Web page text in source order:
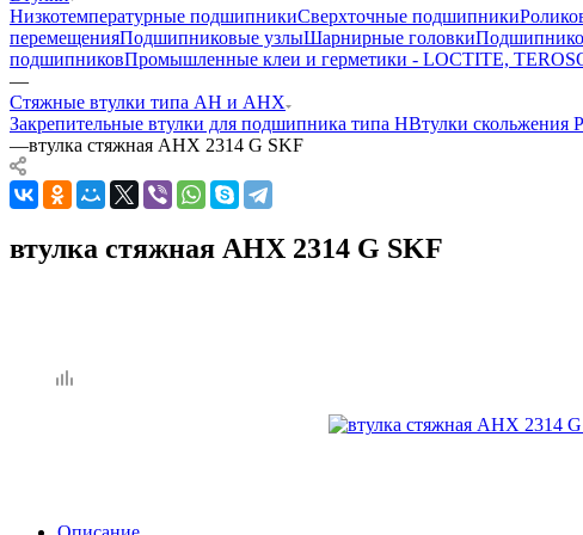
Низкотемпературные подшипникиСверхточные подшипники
перемещенияПодшипниковые узлыШарнирные головки
подшипниковПромышленные клеи и герметики - LOCTITE,
—
Стяжные втулки типа AH и AHX
Закрепительные втулки для подшипника типа HВтулки скольжения
—втулка стяжная AHX 2314 G SKF
втулка стяжная AHX 2314 G SKF